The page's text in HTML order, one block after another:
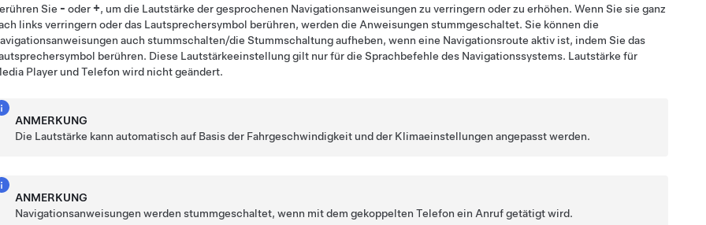
Sie - oder +, um die Lautstärke der gesprochenen Navigationsanweisungen zu verringern oder zu erhöhen. Wenn Sie sie ganz
links verringern oder das Lautsprechersymbol berühren, werden die Anweisungen stummgeschaltet. Sie können die
auch stummschalten/die Stummschaltung aufheben, wenn eine Navigationsroute aktiv ist, indem Sie das
berühren. Diese Lautstärkeeinstellung gilt nur für die Sprachbefehle des Navigationssystems. Lautstärke für
Player und Telefon wird nicht geändert.
ANMERKUNG
Die Lautstärke kann automatisch auf Basis der Fahrgeschwindigkeit und der Klimaeinstellungen angepasst werden.
ANMERKUNG
Navigationsanweisungen werden stummgeschaltet, wenn mit dem gekoppelten Telefon ein Anruf getätigt wird.